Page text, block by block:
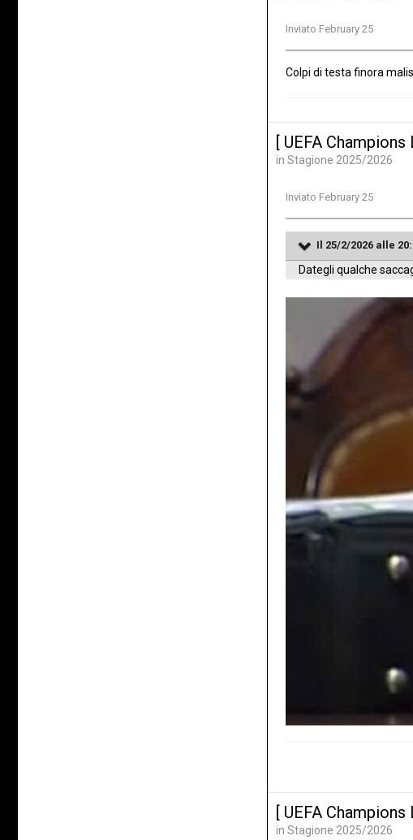
Inviato February 25
Colpi di testa finora
[ UEFA
in Stagione 2025/2026
Inviato February 25
Il 25/2/2026 alle
Dategli qualche
[ UEFA
in Stagione 2025/2026